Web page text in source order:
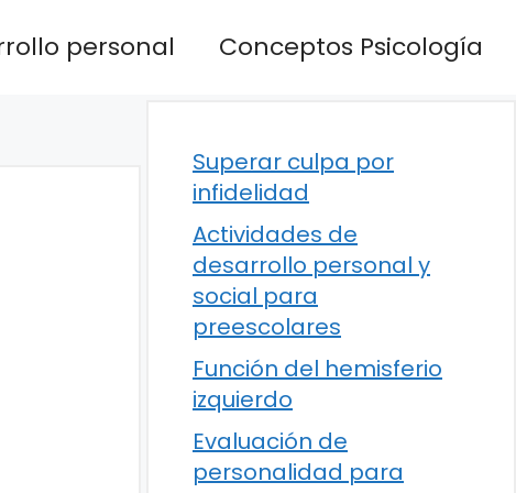
personal Conceptos Psicología
Superar culpa por
infidelidad
Actividades de
desarrollo personal y
social para
preescolares
Función del hemisferio
izquierdo
Evaluación de
personalidad para